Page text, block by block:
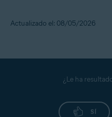
Actualizado el: 08/05/2026
¿Le ha
SÍ